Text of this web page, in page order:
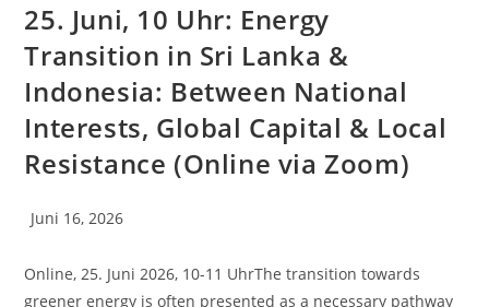
25. Juni, 10 Uhr: Energy
Transition in Sri Lanka &
Indonesia: Between National
Interests, Global Capital & Local
Resistance (Online via Zoom)
Juni 16, 2026
Online, 25. Juni 2026, 10-11 UhrThe transition towards
greener energy is often presented as a necessary pathway